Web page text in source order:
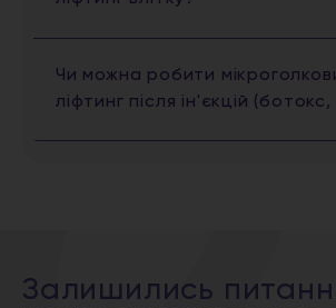
Чи можна робити
ліфтинг після ін'єкцій
Залишились